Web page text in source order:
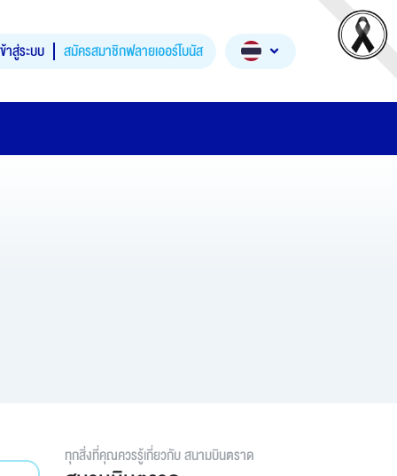
าสู่ระบบ สมัครสมาชิกฟลายเออร์โบนัส
ทุกสิ่งที่คุณควรรู้เกี่ยวกับสนามบินตราด